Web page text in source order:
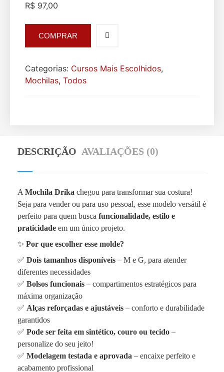
R$ 97,00
COMPRAR
Categorias: Cursos Mais Escolhidos,
Mochilas, Todos
DESCRIÇÃO AVALIAÇÕES (0)
A Mochila Drika chegou para transformar sua costura!
Seja para vender ou para uso pessoal, esse modelo versátil é
perfeito para quem busca funcionalidade, estilo e
praticidade em um único projeto.
✨ Por que escolher esse molde?
✅ Dois tamanhos disponíveis – M e G, para atender
diferentes necessidades
✅ Bolsos funcionais – compartimentos estratégicos para
máxima organização
✅ Alças reforçadas e ajustáveis – conforto e durabilidade
garantidos
✅ Pode ser feita em sintético, couro ou tecido –
personalize do seu jeito!
✅ Modelagem testada e aprovada – encaixe perfeito e
acabamento profissional